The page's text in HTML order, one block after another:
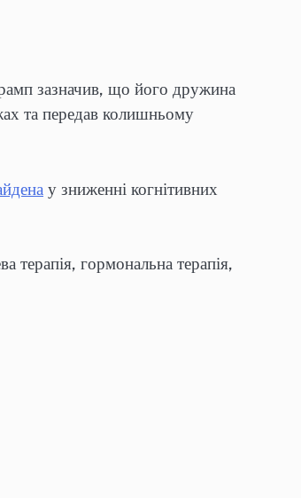
зазначив, що його дружина
та передав колишньому
у зниженні когнітивних
терапія, гормональна терапія,